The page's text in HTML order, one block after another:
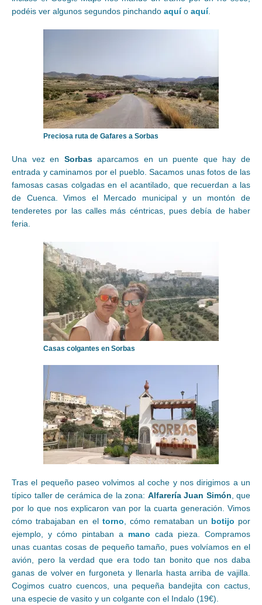
podéis ver algunos segundos pinchando aquío aquí.
Preciosa ruta de Gafares a Sorbas
Una vez en Sorbasaparcamos en un puente que hay de
entrada y caminamos por el pueblo. Sacamos unas fotos de las
famosas casas colgadas en el acantilado, que recuerdan a las
de Cuenca. Vimos el Mercado municipal y un montón de
tenderetes por las calles más céntricas, pues debía de haber
feria.
Casas colgantes en Sorbas
Tras el pequeño paseo volvimos al coche y nos dirigimos a un
típico taller de cerámica de la zona: Alfarería Juan Simón, que
por lo que nos explicaron van por la cuarta generación. Vimos
cómo trabajaban en el torno, cómo remataban un botijo por
ejemplo, y cómo pintaban a mano cada pieza. Compramos
unas cuantas cosas de pequeño tamaño, pues volvíamos en el
avión, pero la verdad que era todo tan bonito que nos daba
ganas de volver en furgoneta y llenarla hasta arriba de vajilla.
Cogimos cuatro cuencos, una pequeña bandejita con cactus,
una especie de vasito y un colgante con el Indalo (19€).